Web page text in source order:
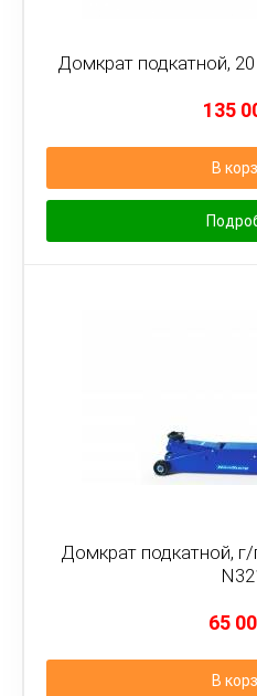
Домкрат подкатной,
135
В
Домкрат подкатной, г/
65
В